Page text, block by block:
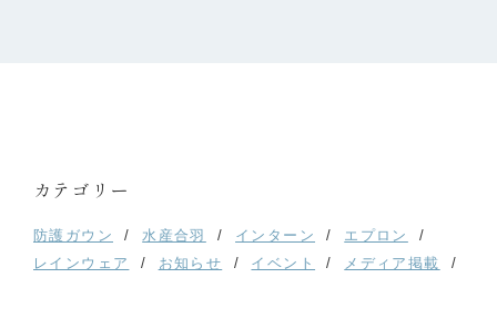
カテゴリー
防護ガウン 水産合羽 インターン
エプロン
レインウェア
お知らせ イベント メディア掲載